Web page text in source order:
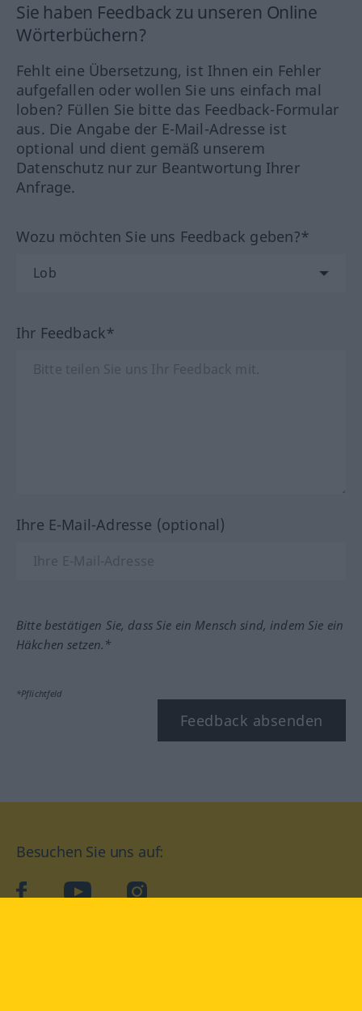
Sie haben Feedback zu unseren Online
Wörterbüchern?
Fehlt eine Übersetzung, ist Ihnen ein Fehler
aufgefallen oder wollen Sie uns einfach mal
loben? Füllen Sie bitte das Feedback-Formular
aus. Die Angabe der E-Mail-Adresse ist
optional und dient gemäß unserem
Datenschutz nur zur Beantwortung Ihrer
Anfrage.
Wozu möchten Sie uns Feedback geben?*
Ihr Feedback*
Ihre E-Mail-Adresse (optional)
Bitte bestätigen Sie, dass Sie ein Mensch sind, indem Sie ein
Häkchen setzen.*
*Pflichtfeld
Feedback absenden
Besuchen Sie uns auf:
facebookYouTube Instagram